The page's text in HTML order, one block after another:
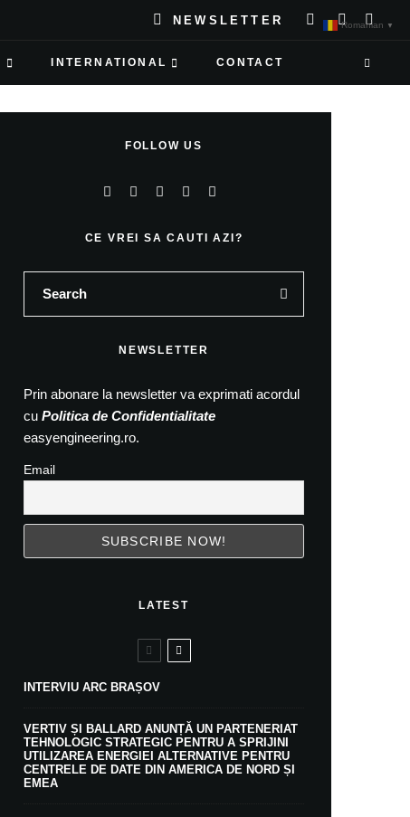
NEWSLETTER
INTERNATIONAL CONTACT
FOLLOW US
CE VREI SA CAUTI AZI?
NEWSLETTER
Prin abonare la newsletter va exprimati acordul
cu Politica de Confidentialitate
easyengineering.ro.
Email
LATEST
INTERVIU ARC BRAȘOV
VERTIV ȘI BALLARD ANUNȚĂ UN PARTENERIAT
TEHNOLOGIC STRATEGIC PENTRU A SPRIJINI
UTILIZAREA ENERGIEI ALTERNATIVE PENTRU
CENTRELE DE DATE DIN AMERICA DE NORD ȘI
EMEA
Romanian ▼